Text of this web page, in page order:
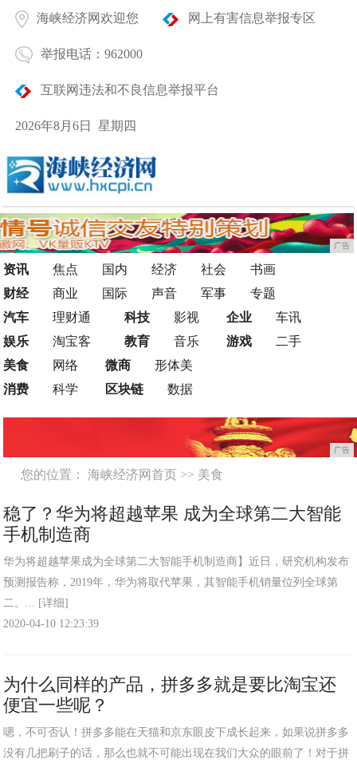
海峡经济网欢迎您 网上有害信息举报专区
举报电话：962000
互联网违法和不良信息举报平台
2026年8月6日 星期四
广告
资讯 焦点 国内 经济 社会
书画
财经
商业 国际 声音 军事
专题
汽车
理财通
娱乐
淘宝客
科技
影视
教育
音乐
企业
车讯
游戏
二手
美食
网络
消费
科学
微商
形体美
区块链
数据
广告
您的位置：海峡经济网首页 >> 美食
稳了？华为将超越苹果 成为全球第二大智能
手机制造商
华为将超越苹果成为全球第二大智能手机制造商】近日，研究机构发布
预测报告称，2019年，华为将取代苹果，其智能手机销量位列全球第
二。... [详细]
2020-04-10 12:23:39
为什么同样的产品，拼多多就是要比淘宝还
便宜一些呢？
嗯，不可否认！拼多多能在天猫和京东眼皮下成长起来，如果说拼多多
没有几把刷子的话，那么也就不可能出现在我们大众的眼前了！对于拼